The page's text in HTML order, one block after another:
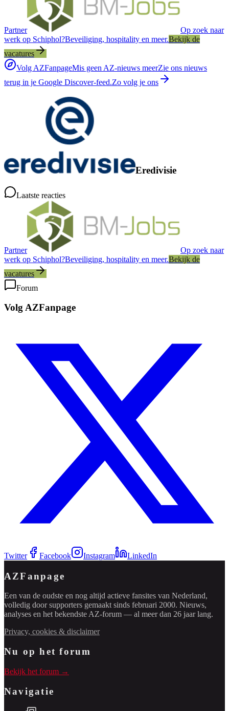
Partner
Op zoek naar
werk op Schiphol?Beveiliging, hospitality en meer.Bekijk de
vacatures
Volg AZFanpageMis geen AZ-nieuws meerZie ons nieuws
terug in je Google Discover-feed.Zo volg je ons
Eredivisie
Laatste reacties
Partner
Op zoek naar
werk op Schiphol?Beveiliging, hospitality en meer.Bekijk de
vacatures
Forum
Volg AZFanpage
Twitter Facebook Instagram LinkedIn
AZFanpage
Een van de oudste en nog altijd actieve fansites van Nederland,
volledig door supporters gemaakt sinds februari 2000. Nieuws,
analyses en het bekendste AZ-forum — al meer dan 26 jaar lang.
Privacy, cookies & disclaimer
Nu op het forum
Bekijk het forum →
Navigatie